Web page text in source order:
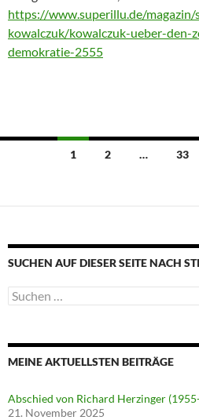
https://www.superillu.de/magazin/
kowalczuk/kowalczuk-ueber-den-
demokratie-2555
Beitragsnavigation
1 2 … 33
SUCHEN AUF DIESER SEITE NACH
Suche
nach:
MEINE AKTUELLSTEN BEITRÄGE
Abschied von Richard Herzinger
21. November 2025